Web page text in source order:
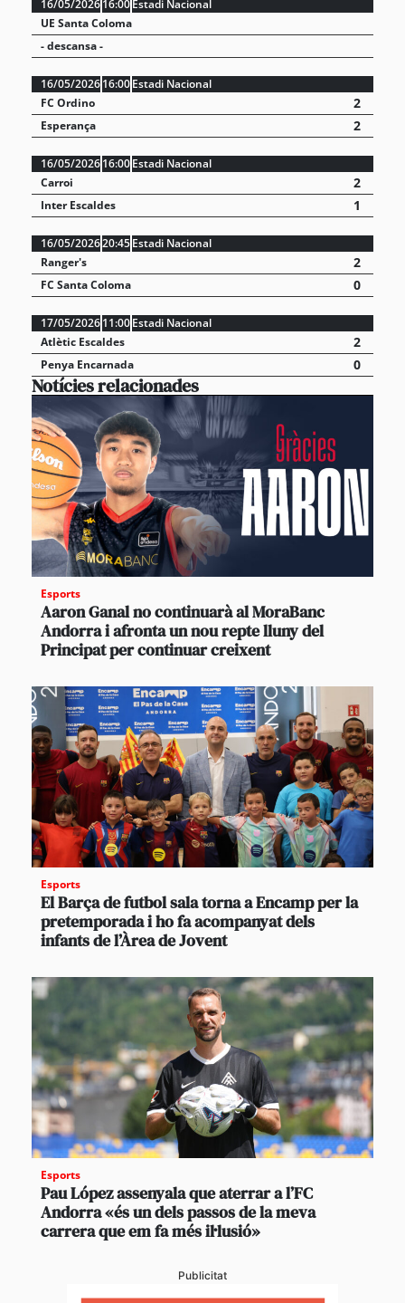
16/05/202616:00Estadi Nacional
UE Santa Coloma
- descansa -
16/05/202616:00Estadi Nacional
FC Ordino
2
Esperança 2
16/05/202616:00Estadi Nacional
Carroi
2
Inter Escaldes 1
16/05/202620:45Estadi Nacional
Ranger's
2
FC Santa Coloma 0
17/05/202611:00Estadi Nacional
Atlètic Escaldes
2
Penya Encarnada 0
Notícies relacionades
Esports
Aaron Ganal no continuarà al MoraBanc
Andorra i afronta un nou repte lluny del
Principat per continuar creixent
Esports
El Barça de futbol sala torna a Encamp per la
pretemporada i ho fa acompanyat dels
infants de l’Àrea de Jovent
Esports
Pau López assenyala que aterrar a l’FC
Andorra «és un dels passos de la meva
carrera que em fa més il·lusió»
Publicitat